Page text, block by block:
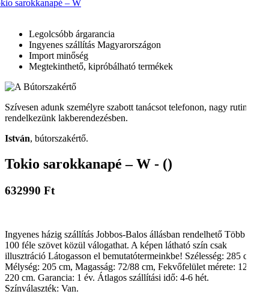
Legolcsóbb árgarancia
Ingyenes szállítás Magyarországon
Import minőség
Megtekinthető, kipróbálható termékek
Szívesen adunk személyre szabott tanácsot telefonon, nagy rutinnal
rendelkezünk lakberendezésben.
István, bútorszakértő.
Tokio sarokkanapé – W - ()
632990 Ft
Ingyenes házig szállítás Jobbos-Balos állásban rendelhető Több mint
100 féle szövet közül válogathat. A képen látható szín csak
illusztráció Látogasson el bemutatótermeinkbe! Szélesség: 285 cm,
Mélység: 205 cm, Magasság: 72/88 cm, Fekvőfelület mérete: 125 x
220 cm. Garancia: 1 év. Átlagos szállítási idő: 4-6 hét.
Színválaszték: Van.